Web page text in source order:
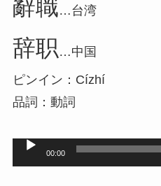
辭職…台湾
辞职…中国
ピンイン：Cízhí
品詞：動詞
00:00